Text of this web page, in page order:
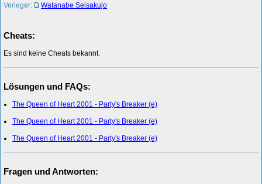
Verleger:
Watanabe Seisakujo
Cheats:
Es sind keine Cheats bekannt.
Lösungen und FAQs:
The Queen of Heart 2001 - Party's Breaker (e)
The Queen of Heart 2001 - Party's Breaker (e)
The Queen of Heart 2001 - Party's Breaker (e)
Fragen und Antworten: